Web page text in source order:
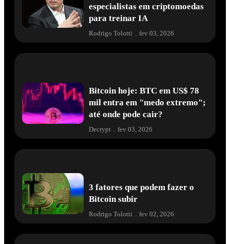
especialistas em criptomoedas
para treinar IA
Rodrigo Tolotti fev 03, 2026
Bitcoin hoje: BTC em US$ 78
mil entra em "medo extremo";
até onde pode cair?
Decrypt . fev 03, 2026
3 fatores que podem fazer o
Bitcoin subir
Rodrigo Tolotti fev 02, 2026